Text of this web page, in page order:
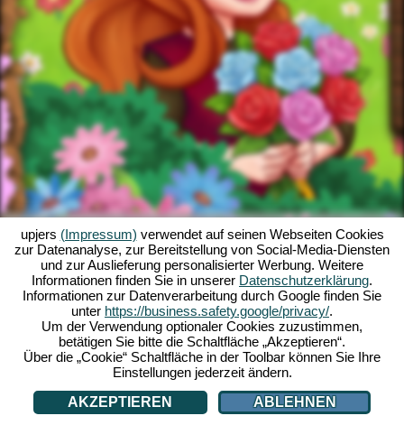
upjers (Impressum) verwendet auf seinen Webseiten Cookies
zur Datenanalyse, zur Bereitstellung von Social-Media-Diensten
und zur Auslieferung personalisierter Werbung. Weitere
Informationen finden Sie in unserer Datenschutzerklärung.
Informationen zur Datenverarbeitung durch Google finden Sie
unter https://business.safety.google/privacy/.
Um der Verwendung optionaler Cookies zuzustimmen,
betätigen Sie bitte die Schaltfläche „Akzeptieren“.
Über die „Cookie“ Schaltfläche in der Toolbar können Sie Ihre
Einstellungen jederzeit ändern.
AKZEPTIEREN
ABLEHNEN